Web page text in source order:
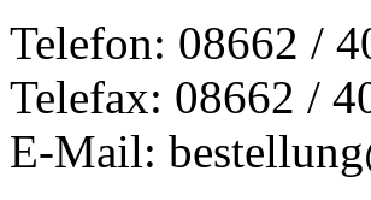
Telefon: 08662 /
Telefax: 08662 /
E-Mail: